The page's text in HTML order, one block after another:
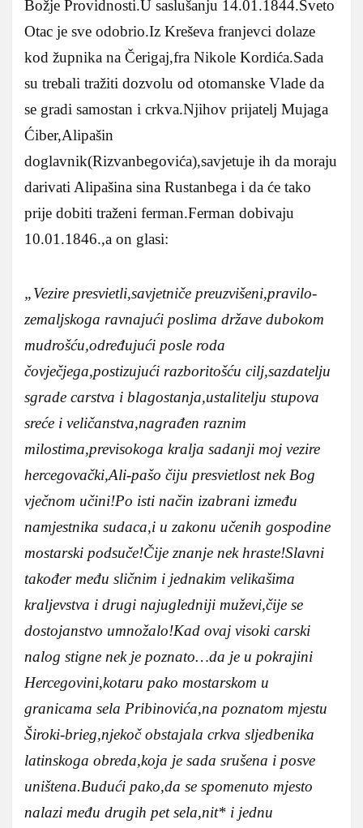
Božje Providnosti.U saslušanju 14.01.1844.Sveto
Otac je sve odobrio.Iz Kreševa franjevci dolaze
kod župnika na Čerigaj,fra Nikole Kordića.Sada
su trebali tražiti dozvolu od otomanske Vlade da
se gradi samostan i crkva.Njihov prijatelj Mujaga
Ćiber,Alipašin
doglavnik(Rizvanbegovića),savjetuje ih da moraju
darivati Alipašina sina Rustanbega i da će tako
prije dobiti traženi ferman.Ferman dobivaju
10.01.1846.,a on glasi:
„Vezire presvietli,savjetniče preuzvišeni,pravilo-
zemaljskoga ravnajući poslima države dubokom
mudrošću,određujući posle roda
čovječjega,postizujući razboritošću cilj,sazdatelju
sgrade carstva i blagostanja,ustalitelju stupova
sreće i veličanstva,nagrađen raznim
milostima,previsokoga kralja sadanji moj vezire
hercegovački,Ali-pašo čiju presvietlost nek Bog
vječnom učini!Po isti način izabrani između
namjestnika sudaca,i u zakonu učenih gospodine
mostarski podsuče!Čije znanje nek hraste!Slavni
također među sličnim i jednakim velikašima
kraljevstva i drugi najugledniji muževi,čije se
dostojanstvo umnožalo!Kad ovaj visoki carski
nalog stigne nek je poznato…da je u pokrajini
Hercegovini,kotaru pako mostarskom u
granicama sela Pribinovića,na poznatom mjestu
Široki-brieg,njekoč obstajala crkva sljedbenika
latinskoga obreda,koja je sada srušena i posve
uništena.Budući pako,da se spomenuto mjesto
nalazi među drugih pet sela,nit* i jednu